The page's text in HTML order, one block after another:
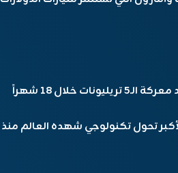
“مايكروسوفت ستصل لـ4 تريليونات هذا الصيف، وسنشهد معركة الـ5 تريليونات خلال 18 شهراً
تحول تكنولوجي شهده العالم منذ